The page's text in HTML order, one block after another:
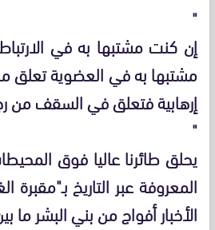
"
إن كنت مشتبها به في
مشتبها به في العضوية تعلق
إرهابية فتعلق في السقف من
"
يحلق طائرنا عاليا فوق
المعروفة عبر التاريخ
الأخبار أفواج من بني البشر